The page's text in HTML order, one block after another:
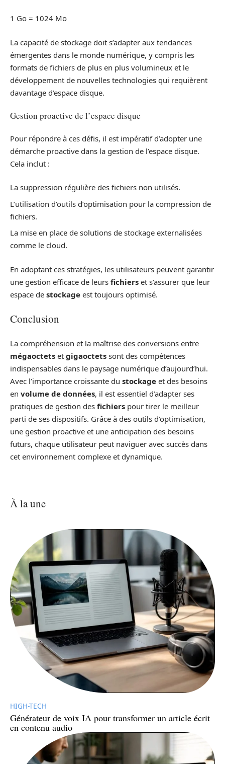
1 Go = 1024 Mo
La capacité de stockage doit s’adapter aux tendances
émergentes dans le monde numérique, y compris les
formats de fichiers de plus en plus volumineux et le
développement de nouvelles technologies qui requièrent
davantage d’espace disque.
Gestion proactive de l’espace disque
Pour répondre à ces défis, il est impératif d’adopter une
démarche proactive dans la gestion de l’espace disque.
Cela inclut :
La suppression régulière des fichiers non utilisés.
L’utilisation d’outils d’optimisation pour la compression de
fichiers.
La mise en place de solutions de stockage externalisées
comme le cloud.
En adoptant ces stratégies, les utilisateurs peuvent garantir
une gestion efficace de leurs fichiers et s’assurer que leur
espace de stockage est toujours optimisé.
Conclusion
La compréhension et la maîtrise des conversions entre
mégaoctets et gigaoctets sont des compétences
indispensables dans le paysage numérique d’aujourd’hui.
Avec l’importance croissante du stockage et des besoins
en volume de données, il est essentiel d’adapter ses
pratiques de gestion des fichiers pour tirer le meilleur
parti de ses dispositifs. Grâce à des outils d’optimisation,
une gestion proactive et une anticipation des besoins
futurs, chaque utilisateur peut naviguer avec succès dans
cet environnement complexe et dynamique.
À la une
HIGH-TECH
Générateur de voix IA pour transformer un article écrit
en contenu audio